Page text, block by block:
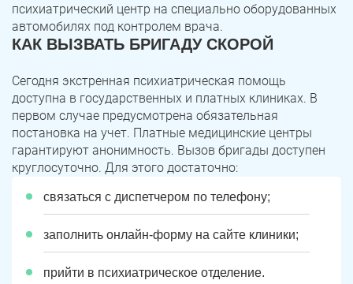
психиатрический центр на специально оборудованных
автомобилях под контролем врача.
КАК ВЫЗВАТЬ БРИГАДУ СКОРОЙ
Сегодня экстренная психиатрическая помощь
доступна в государственных и платных клиниках. В
первом случае предусмотрена обязательная
постановка на учет. Платные медицинские центры
гарантируют анонимность. Вызов бригады доступен
круглосуточно. Для этого достаточно:
связаться с диспетчером по телефону;
заполнить онлайн-форму на сайте клиники;
прийти в психиатрическое отделение.